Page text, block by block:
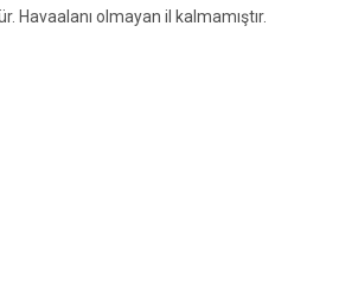
Havaalanı olmayan il kalmamıştır.